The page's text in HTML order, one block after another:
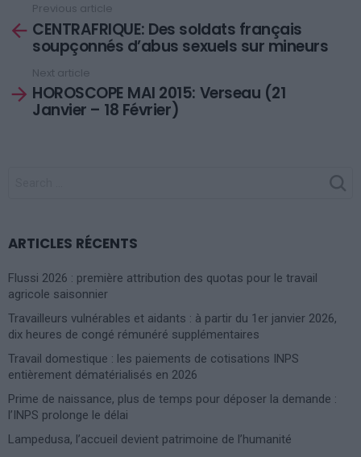
more
Previous article
CENTRAFRIQUE: Des soldats français
soupçonnés d’abus sexuels sur mineurs
Next article
HOROSCOPE MAI 2015: Verseau (21
Janvier – 18 Février)
ARTICLES RÉCENTS
Flussi 2026 : première attribution des quotas pour le travail
agricole saisonnier
Travailleurs vulnérables et aidants : à partir du 1er janvier 2026,
dix heures de congé rémunéré supplémentaires
Travail domestique : les paiements de cotisations INPS
entièrement dématérialisés en 2026
Prime de naissance, plus de temps pour déposer la demande :
l’INPS prolonge le délai
Lampedusa, l’accueil devient patrimoine de l’humanité